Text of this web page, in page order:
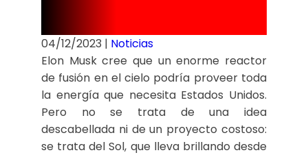
04/12/2023 | Noticias
Elon Musk cree que un enorme reactor
de fusión en el cielo podría proveer toda
la energía que necesita Estados Unidos.
Pero no se trata de una idea
descabellada ni de un proyecto costoso:
se trata del Sol, que lleva brillando desde